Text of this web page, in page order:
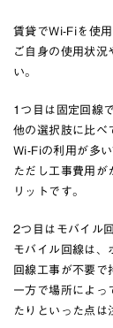
賃貸でWi-Fiを使
ご自身の使用状況
い。
1つ目は固定回線で
他の選択肢に比べ
Wi-Fiの利用が多
ただし工事費用が
リットです。
2つ目はモバイル
モバイル回線は、
回線工事が不要で
一方で場所によっ
たりといった点は